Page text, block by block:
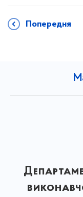
Попередня